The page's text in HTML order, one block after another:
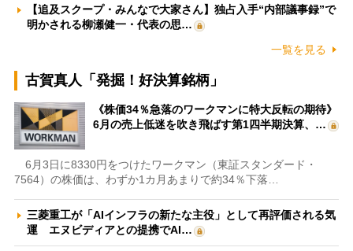
【追及スクープ・みんなで大家さん】独占入手“内部議事録”で
明かされる柳瀬健一・代表の思…
一覧を見る
古賀真人「発掘！好決算銘柄」
《株価34％急落のワークマンに特大反転の期待》
6月の売上低迷を吹き飛ばす第1四半期決算、…
6月3日に8330円をつけたワークマン（東証スタンダード・
7564）の株価は、わずか1カ月あまりで約34％下落…
三菱重工が「AIインフラの新たな主役」として再評価される気
運 エヌビディアとの提携でAI…